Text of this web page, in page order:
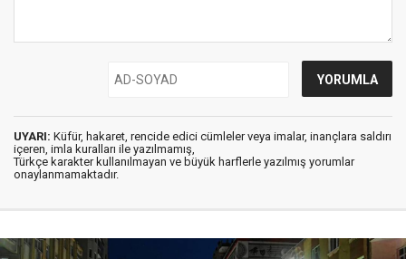
UYARI: Küfür, hakaret, rencide edici cümleler veya imalar, inançlara saldırı
içeren, imla kuralları ile yazılmamış,
Türkçe karakter kullanılmayan ve büyük harflerle yazılmış yorumlar
onaylanmamaktadır.